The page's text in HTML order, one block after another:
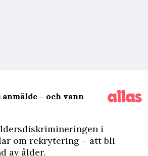
anmälde – och vann
i
om rekrytering – att bli
av ålder.